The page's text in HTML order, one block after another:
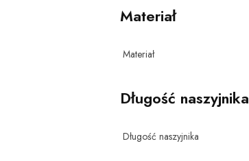
Materiał
Materiał
Długość naszyjnika
Długość naszyjnika